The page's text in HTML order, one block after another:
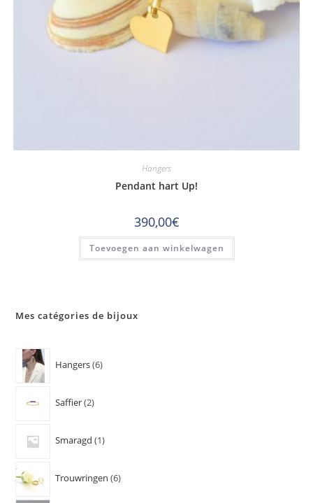
Hangers
Pendant hart Up!
390,00€
Toevoegen aan winkelwagen
Mes catégories de bijoux
Hangers 6
Saffier 2
Smaragd 1
Trouwringen 6